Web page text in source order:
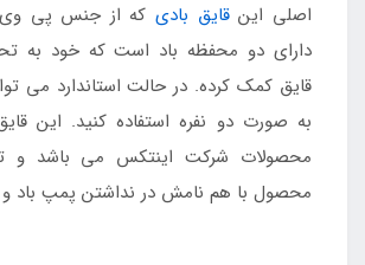
اصلی اینقایق بادیکه از جنس پی
دارای دو محفظه باد است که خود به
قایق کمک کرده. در حالت استاندارد می
به صورت دو نفره استفاده کنید. این
محصولات شرکت اینتکس می باشد و
محصول با هم نامش در نداشتن پمپ باد و